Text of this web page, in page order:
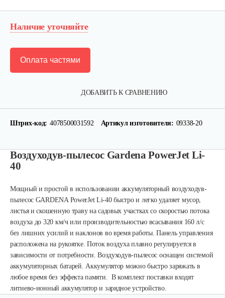
Наличие уточняйте
ДОБАВИТЬ К СРАВНЕНИЮ
Оплата частями
Штрих-код: 4078500031592 Артикул изготовителя: 09338-20
Воздуходув-пылесос Gardena PowerJet Li-
40
Мощный и простой в использовании аккумуляторный воздуходув-
пылесос GARDENA PowerJet Li-40 быстро и легко удаляет мусор,
листья и скошенную траву на садовых участках со скоростью потока
воздуха до 320 км/ч или производительностью всасывания 160 л/с
без лишних усилий и наклонов во время работы. Панель управления
расположена на рукоятке. Поток воздуха плавно регулируется в
зависимости от потребности. Воздуходув-пылесос оснащен системой
аккумуляторных батарей. Аккумулятор можно быстро заряжать в
любое время без эффекта памяти. В комплект поставки входят
литиево-ионный аккумулятор и зарядное устройство.